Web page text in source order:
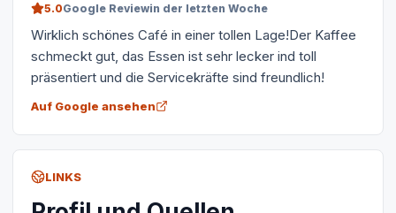
5.0Google Reviewin der letzten Woche
Wirklich schönes Café in einer tollen Lage!Der Kaffee
schmeckt gut, das Essen ist sehr lecker ind toll
präsentiert und die Servicekräfte sind freundlich!
Auf Google ansehen
LINKS